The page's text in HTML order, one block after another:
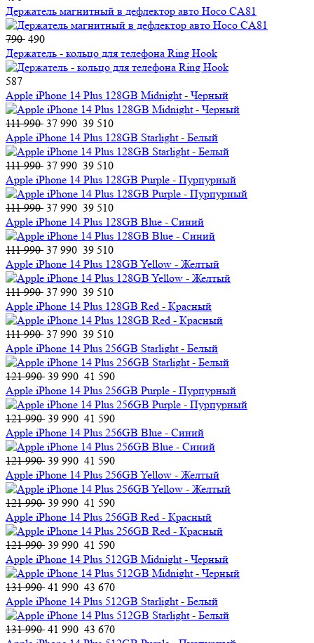
Держатель магнитный в дефлектор авто Hoco CA81
790 490
Держатель - кольцо для телефона Ring Hook
587
Apple iPhone 14 Plus 128GB Midnight - Черный
111 990 37 990 39 510
Apple iPhone 14 Plus 128GB Starlight - Белый
111 990 37 990 39 510
Apple iPhone 14 Plus 128GB Purple - Пурпурный
111 990 37 990 39 510
Apple iPhone 14 Plus 128GB Blue - Синий
111 990 37 990 39 510
Apple iPhone 14 Plus 128GB Yellow - Желтый
111 990 37 990 39 510
Apple iPhone 14 Plus 128GB Red - Красный
111 990 37 990 39 510
Apple iPhone 14 Plus 256GB Starlight - Белый
121 990 39 990 41 590
Apple iPhone 14 Plus 256GB Purple - Пурпурный
121 990 39 990 41 590
Apple iPhone 14 Plus 256GB Blue - Синий
121 990 39 990 41 590
Apple iPhone 14 Plus 256GB Yellow - Желтый
121 990 39 990 41 590
Apple iPhone 14 Plus 256GB Red - Красный
121 990 39 990 41 590
Apple iPhone 14 Plus 512GB Midnight - Черный
131 990 41 990 43 670
Apple iPhone 14 Plus 512GB Starlight - Белый
131 990 41 990 43 670